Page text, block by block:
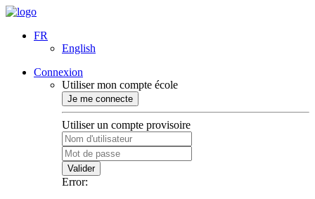
FR
English
Connexion
Utiliser mon compte école
Je me connecte
Utiliser un compte provisoire
Valider
Error: